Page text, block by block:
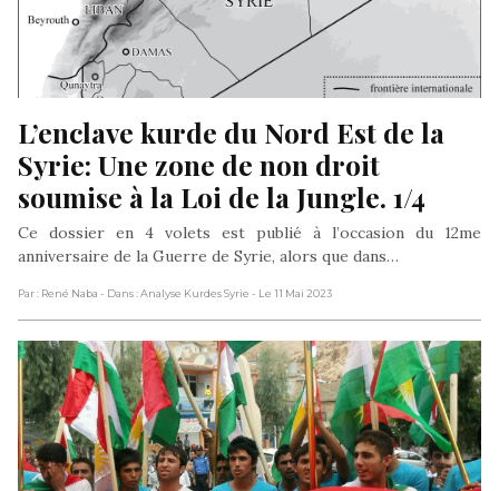
L’enclave kurde du Nord Est de la
Syrie: Une zone de non droit
soumise à la Loi de la Jungle. 1/4
Ce dossier en 4 volets est publié à l’occasion du 12me
anniversaire de la Guerre de Syrie, alors que dans…
Par : René Naba - Dans : Analyse Kurdes Syrie - Le 11 Mai 2023